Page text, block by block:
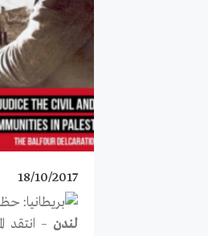
18/10/2017
لندن – انتقد